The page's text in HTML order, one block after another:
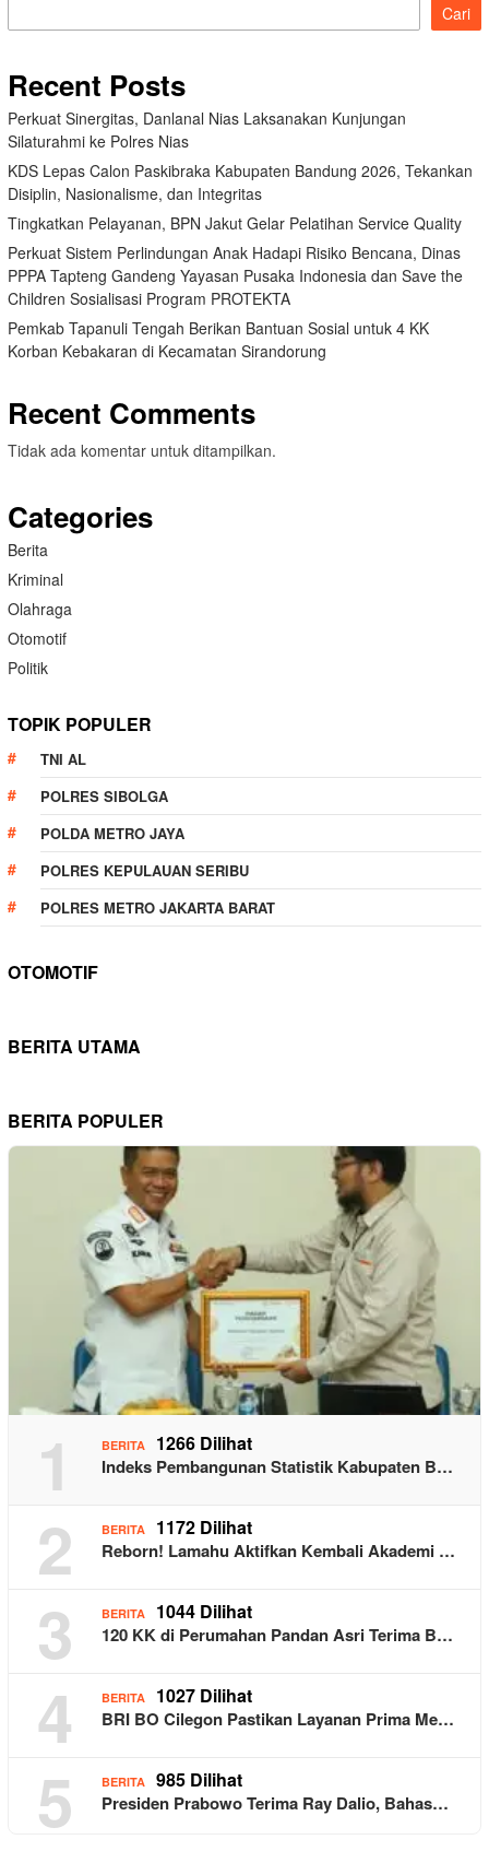
Cari
Recent Posts
Perkuat Sinergitas, Danlanal Nias Laksanakan Kunjungan
Silaturahmi ke Polres Nias
KDS Lepas Calon Paskibraka Kabupaten Bandung 2026, Tekankan
Disiplin, Nasionalisme, dan Integritas
Tingkatkan Pelayanan, BPN Jakut Gelar Pelatihan Service Quality
Perkuat Sistem Perlindungan Anak Hadapi Risiko Bencana, Dinas
PPPA Tapteng Gandeng Yayasan Pusaka Indonesia dan Save the
Children Sosialisasi Program PROTEKTA
Pemkab Tapanuli Tengah Berikan Bantuan Sosial untuk 4 KK
Korban Kebakaran di Kecamatan Sirandorung
Recent Comments
Tidak ada komentar untuk ditampilkan.
Categories
Berita
Kriminal
Olahraga
Otomotif
Politik
TOPIK POPULER
TNI AL
POLRES SIBOLGA
POLDA METRO JAYA
POLRES KEPULAUAN SERIBU
POLRES METRO JAKARTA BARAT
OTOMOTIF
BERITA UTAMA
BERITA POPULER
1 BERITA 1266 Dilihat
Indeks Pembangunan Statistik Kabupaten B…
2 BERITA 1172 Dilihat
Reborn! Lamahu Aktifkan Kembali Akademi …
3 BERITA 1044 Dilihat
120 KK di Perumahan Pandan Asri Terima B…
4 BERITA 1027 Dilihat
BRI BO Cilegon Pastikan Layanan Prima Me…
5 BERITA 985 Dilihat
Presiden Prabowo Terima Ray Dalio, Bahas…